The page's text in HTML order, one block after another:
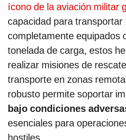
ícono de la aviación militar
capacidad para transportar
completamente equipados
tonelada de carga, estos
realizar misiones de
transporte en zonas
robusto permite soportar
bajo condiciones
esenciales para
hostiles.